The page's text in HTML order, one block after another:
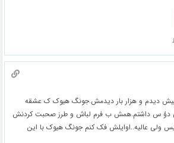
دیدم و هزار بار دیدمش.جونگ هیوک ک عشقه
دوُ س داشتم.همش ب فرم لباش و طرز صحبت کردنش
ولی عالیه..اوایلش فک کنم جونگ هیوک با این